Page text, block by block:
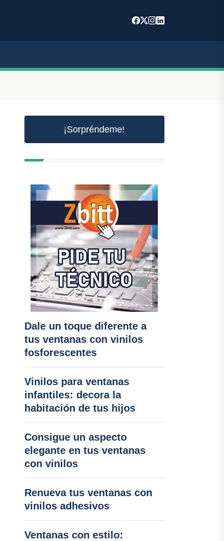
¡Sorpréndeme!
Dale un toque diferente a
tus ventanas con vinilos
fosforescentes
Vinilos para ventanas
infantiles: decora la
habitación de tus hijos
Consigue un aspecto
elegante en tus ventanas
con vinilos
Renueva tus ventanas con
vinilos adhesivos
Ventanas con estilo: